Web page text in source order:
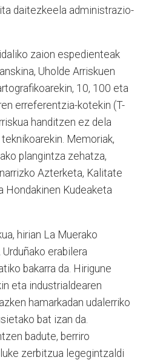
daitezkeela administrazio-
zaion espedienteak
Uholde Arriskuen
10, 100 eta
erreferentzia-kotekin (T-
handitzen ez dela
Memoriak,
plangintza zehatza,
Azterketa, Kalitate
Hondakinen Kudeaketa
hirian La Muerako
erabilera
bakarra da. Hirigune
eta industrialdearen
hamarkadan udalerriko
bat izan da.
badute, berriro
zerbitzua legegintzaldi